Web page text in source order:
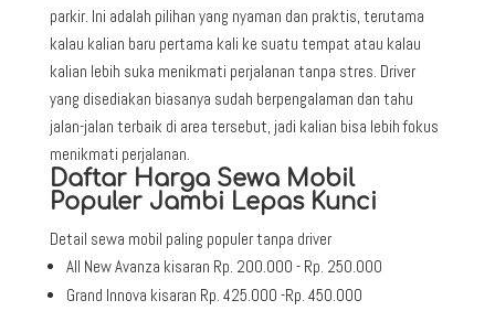
parkir. Ini adalah pilihan yang nyaman dan praktis, terutama
kalau kalian baru pertama kali ke suatu tempat atau kalau
kalian lebih suka menikmati perjalanan tanpa stres. Driver
yang disediakan biasanya sudah berpengalaman dan tahu
jalan-jalan terbaik di area tersebut, jadi kalian bisa lebih fokus
menikmati perjalanan.
Daftar Harga Sewa Mobil
Populer Jambi Lepas Kunci
Detail sewa mobil paling populer tanpa driver
All New Avanza kisaran Rp. 200.000 - Rp. 250.000
Grand Innova kisaran Rp. 425.000 -Rp. 450.000